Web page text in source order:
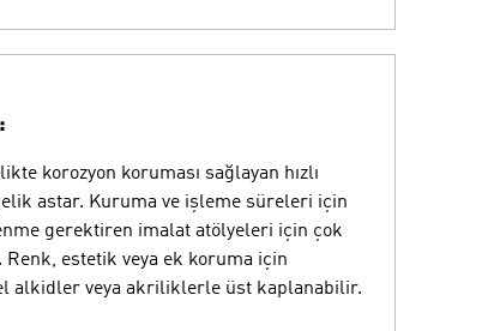
korozyon koruması sağlayan hızlı
astar. Kuruma ve işleme süreleri için
gerektiren imalat atölyeleri için çok
Renk, estetik veya ek koruma için
alkidler veya akriliklerle üst kaplanabilir.